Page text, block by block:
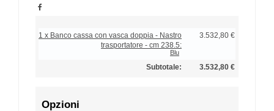
1 x Banco cassa con vasca doppia - Nastro
trasportatore - cm 238.5:
Blu
3.532,80 €
Subtotale: 3.532,80 €
Opzioni